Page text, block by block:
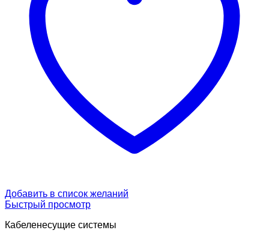
Добавить в список желаний
Быстрый просмотр
Кабеленесущие системы